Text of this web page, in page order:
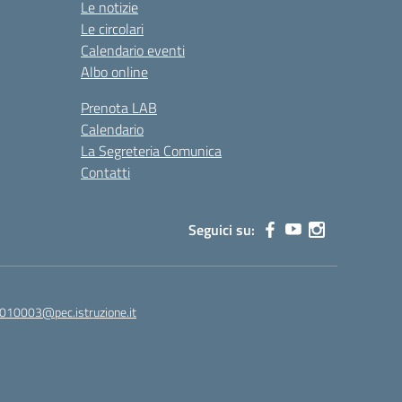
Le notizie
Le circolari
Calendario eventi
Albo online
Prenota LAB
Calendario
La Segreteria Comunica
Contatti
Seguici su: